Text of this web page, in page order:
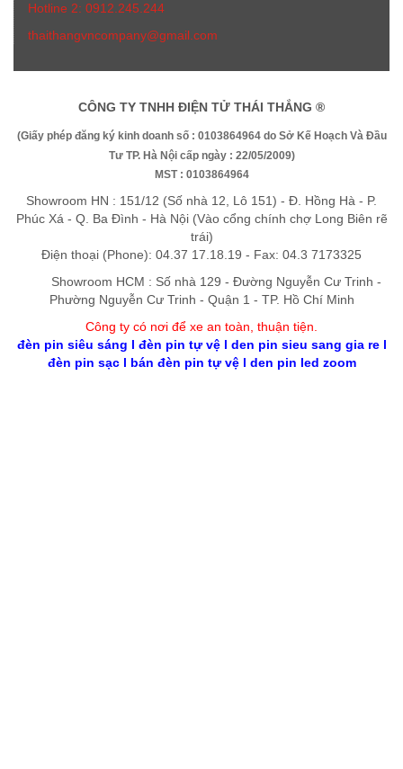
Hotline 2: 0912.245.244
thaithangvncompany@gmail.com
CÔNG TY TNHH ĐIỆN TỬ THÁI THẮNG ®
(Giấy phép đăng ký kinh doanh số : 0103864964 do Sở Kế Hoạch Và Đầu
Tư TP. Hà Nội cấp ngày : 22/05/2009)
MST : 0103864964
Showroom HN : 151/12 (Số nhà 12, Lô 151) - Đ. Hồng Hà - P.
Phúc Xá - Q. Ba Đình - Hà Nội (Vào cổng chính chợ Long Biên rẽ
trái)
Điện thoại (Phone): 04.37 17.18.19 - Fax: 04.3 7173325
Showroom HCM : Số nhà 129 - Đường Nguyễn Cư Trinh -
Phường Nguyễn Cư Trinh - Quận 1 - TP. Hồ Chí Minh
Công ty có nơi để xe an toàn, thuận tiện
đèn pin siêu sáng l đèn pin tự vệl den pin sieu sang gia rel
đèn pin sạcl bán đèn pin tự vệl den pin led zoom